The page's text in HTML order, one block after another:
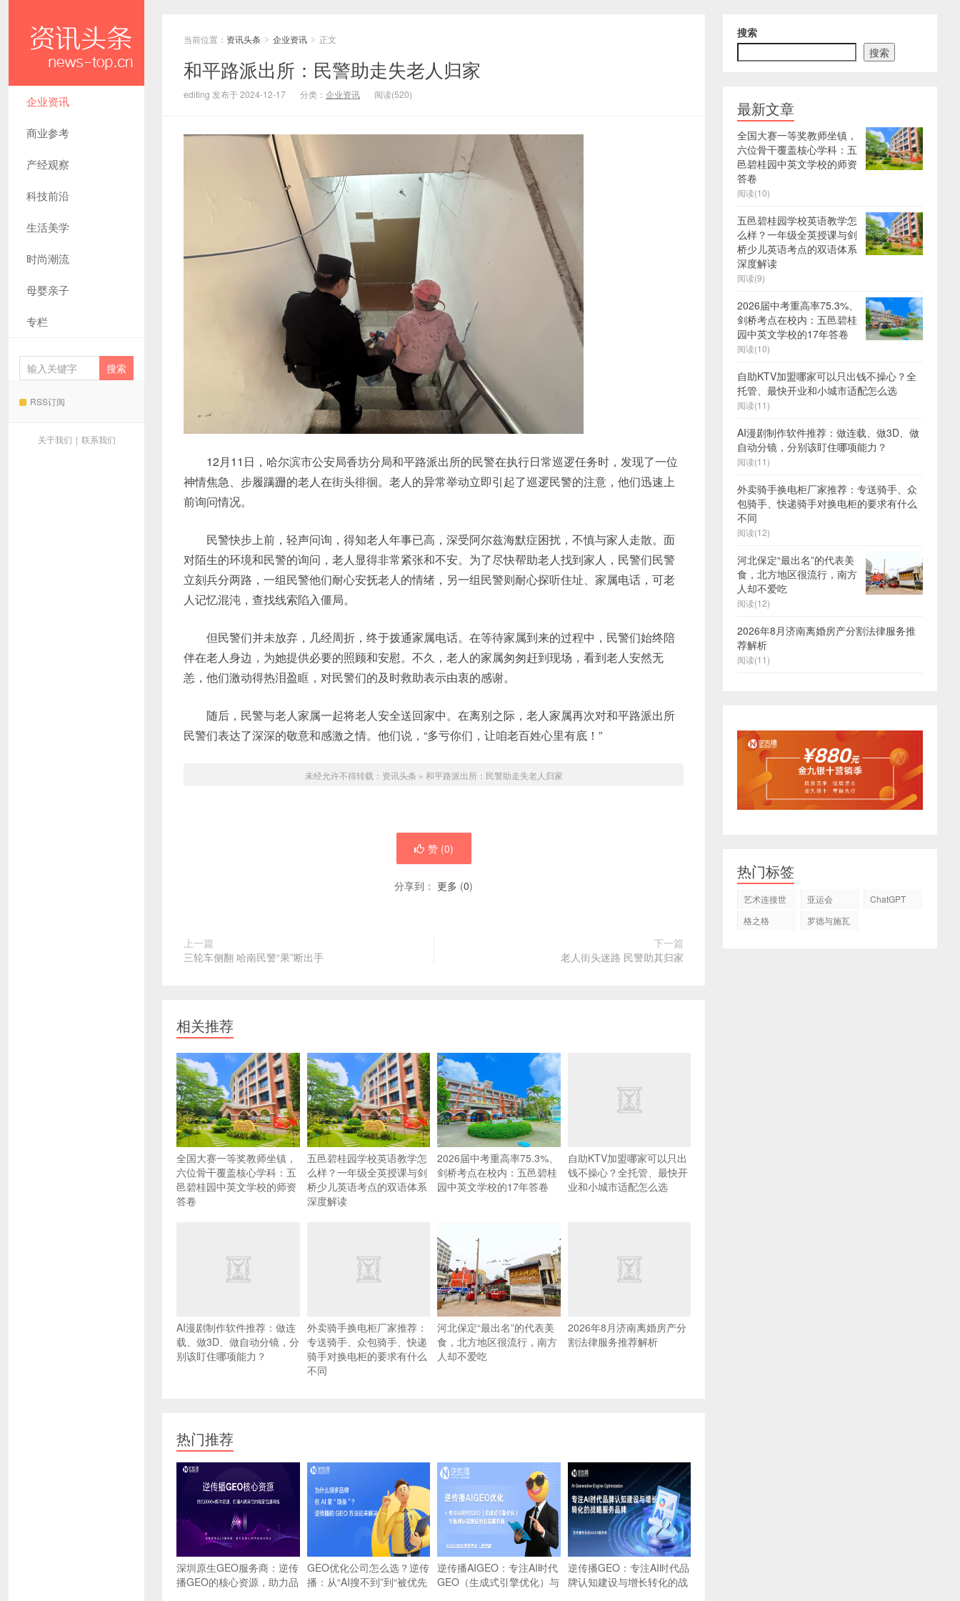
企业资讯
商业参考
产经观察
科技前沿
生活美学
时尚潮流
母婴亲子
专栏
RSS订阅
关于我们 | 联系我们
当前位置： 资讯头条 > 企业资讯 > 正文
和平路派出所：民警助走失老人归家
editing 发布于 2024-12-17 分类： 企业资讯 阅读(520)
12月11日，哈尔滨市公安局香坊分局和平路派出所的民警在执行日常巡逻任务时，发现了一位
神情焦急、步履蹒跚的老人在街头徘徊。老人的异常举动立即引起了巡逻民警的注意，他们迅速上
前询问情况。
民警快步上前，轻声问询，得知老人年事已高，深受阿尔兹海默症困扰，不慎与家人走散。面
对陌生的环境和民警的询问，老人显得非常紧张和不安。为了尽快帮助老人找到家人，民警们民警
立刻兵分两路，一组民警他们耐心安抚老人的情绪，另一组民警则耐心探听住址、家属电话，可老
人记忆混沌，查找线索陷入僵局。
但民警们并未放弃，几经周折，终于拨通家属电话。在等待家属到来的过程中，民警们始终陪
伴在老人身边，为她提供必要的照顾和安慰。不久，老人的家属匆匆赶到现场，看到老人安然无
恙，他们激动得热泪盈眶，对民警们的及时救助表示由衷的感谢。
随后，民警与老人家属一起将老人安全送回家中。在离别之际，老人家属再次对和平路派出所
民警们表达了深深的敬意和感激之情。他们说，“多亏你们，让咱老百姓心里有底！”
未经允许不得转载： 资讯头条 » 和平路派出所：民警助走失老人归家
赞 (0)
分享到： 更多 (0)
上一篇
三轮车侧翻 哈南民警“果”断出手
下一篇
老人街头迷路 民警助其归家
相关推荐
全国大赛一等奖教师坐镇，
六位骨干覆盖核心学科：五
邑碧桂园中英文学校的师资
答卷
五邑碧桂园学校英语教学怎
么样？一年级全英授课与剑
桥少儿英语考点的双语体系
深度解读
2026届中考重高率75.3%、
剑桥考点在校内：五邑碧桂
园中英文学校的17年答卷
自助KTV加盟哪家可以只出
钱不操心？全托管、最快开
业和小城市适配怎么选
AI漫剧制作软件推荐：做连
载、做3D、做自动分镜，分
别该盯住哪项能力？
外卖骑手换电柜厂家推荐：
专送骑手、众包骑手、快递
骑手对换电柜的要求有什么
不同
河北保定“最出名”的代表美
食，北方地区很流行，南方
人却不爱吃
2026年8月济南离婚房产分
割法律服务推荐解析
热门推荐
深圳原生GEO服务商：逆传
播GEO的核心资源，助力品
GEO优化公司怎么选？逆传
播：从“AI搜不到”到“被优先
逆传播AIGEO：专注AI时代
GEO（生成式引擎优化）与
逆传播GEO：专注AI时代品
牌认知建设与增长转化的战
搜索
搜索
最新文章
全国大赛一等奖教师坐镇，
六位骨干覆盖核心学科：五
邑碧桂园中英文学校的师资
答卷
阅读(10)
五邑碧桂园学校英语教学怎
么样？一年级全英授课与剑
桥少儿英语考点的双语体系
深度解读
阅读(9)
2026届中考重高率75.3%、
剑桥考点在校内：五邑碧桂
园中英文学校的17年答卷
阅读(10)
自助KTV加盟哪家可以只出钱不操心？全
托管、最快开业和小城市适配怎么选
阅读(11)
AI漫剧制作软件推荐：做连载、做3D、做
自动分镜，分别该盯住哪项能力？
阅读(11)
外卖骑手换电柜厂家推荐：专送骑手、众
包骑手、快递骑手对换电柜的要求有什么
不同
阅读(12)
河北保定“最出名”的代表美
食，北方地区很流行，南方
人却不爱吃
阅读(12)
2026年8月济南离婚房产分割法律服务推
荐解析
阅读(11)
热门标签
艺术连接世
亚运会
ChatGPT
格之格
罗德与施瓦